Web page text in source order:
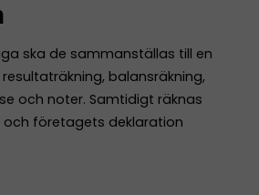
ska de sammanställas till en
balansräkning,
och noter. Samtidigt räknas
företagets deklaration